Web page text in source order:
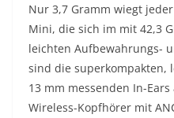
Nur 3,7 Gramm wiegt
Mini, die sich im mit 42,3
leichten Aufbewahrungs-
sind die superkompakten,
13 mm messenden In-
Wireless-Kopfhörer mit